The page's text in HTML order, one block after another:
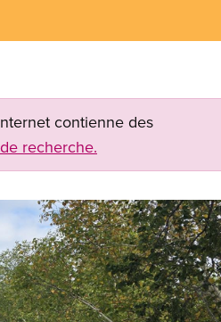
contienne des
recherche.